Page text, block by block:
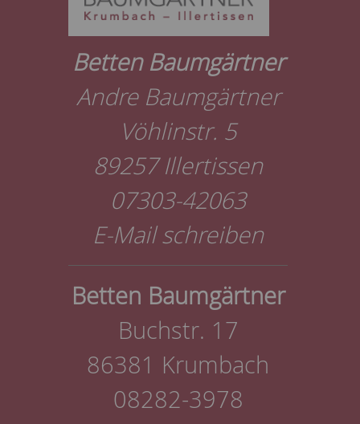
Betten Baumgärtner
Andre Baumgärtner
Vöhlinstr. 5
89257 Illertissen
07303-42063
E-Mail schreiben
Betten Baumgärtner
Buchstr. 17
86381 Krumbach
08282-3978